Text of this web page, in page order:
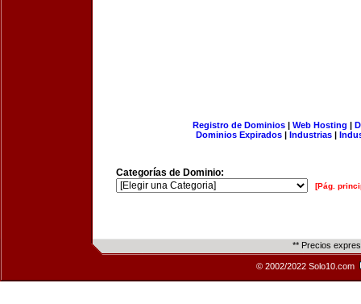
Registro de Dominios| Web Hosting |
Dominios Expirados | Industrias |
Categorías de Dominio:
[Pág.
** Precios
© 2002/2022 Solo10.com